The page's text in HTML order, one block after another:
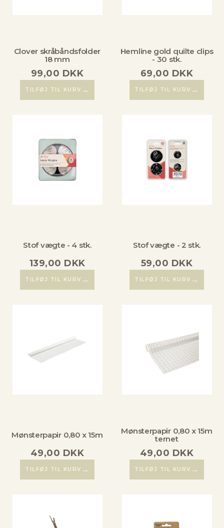
Clover skråbåndsfolder
18 mm
99,00 DKK
TILFØJ TIL KURV →
Hemline gold quilte clips
- 30 stk.
69,00 DKK
TILFØJ TIL KURV →
Stof vægte - 4 stk.
139,00 DKK
TILFØJ TIL KURV →
Stof vægte - 2 stk.
59,00 DKK
TILFØJ TIL KURV →
Mønsterpapir 0,80 x 15m
49,00 DKK
TILFØJ TIL KURV →
Mønsterpapir 0,80 x 15m
ternet
49,00 DKK
TILFØJ TIL KURV →